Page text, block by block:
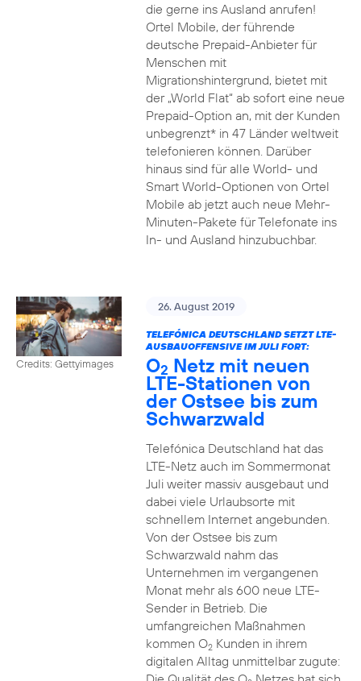
die gerne ins Ausland anrufen!
Ortel Mobile, der führende
deutsche Prepaid-Anbieter für
Menschen mit
Migrationshintergrund, bietet mit
der „World Flat“ ab sofort eine neue
Prepaid-Option an, mit der Kunden
unbegrenzt* in 47 Länder weltweit
telefonieren können. Darüber
hinaus sind für alle World- und
Smart World-Optionen von Ortel
Mobile ab jetzt auch neue Mehr-
Minuten-Pakete für Telefonate ins
In- und Ausland hinzubuchbar.
Credits: Gettyimages
26. August 2019
TELEFÓNICA DEUTSCHLAND SETZT LTE-
AUSBAUOFFENSIVE IM JULI FORT:
O2 Netz mit neuen
LTE-Stationen von
der Ostsee bis zum
Schwarzwald
Telefónica Deutschland hat das
LTE-Netz auch im Sommermonat
Juli weiter massiv ausgebaut und
dabei viele Urlaubsorte mit
schnellem Internet angebunden.
Von der Ostsee bis zum
Schwarzwald nahm das
Unternehmen im vergangenen
Monat mehr als 600 neue LTE-
Sender in Betrieb. Die
umfangreichen Maßnahmen
kommen O2Kunden in ihrem
digitalen Alltag unmittelbar zugute: